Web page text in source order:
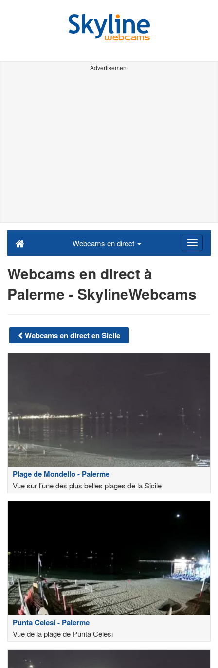
Advertisement
Webcams en direct
Webcams en direct à
Palerme - SkylineWebcams
Webcams en direct en Sicile
Plage de Mondello - Palerme
Vue sur l'une des plus belles plages de la Sicile
Punta Celesi - Palerme
Vue de la plage de Punta Celesi